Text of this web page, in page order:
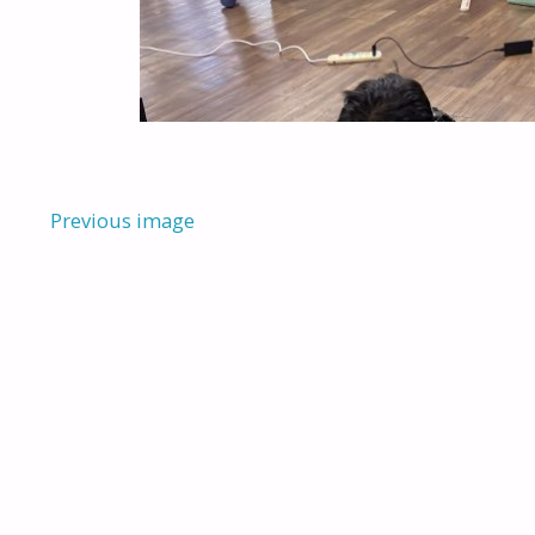
Previous image